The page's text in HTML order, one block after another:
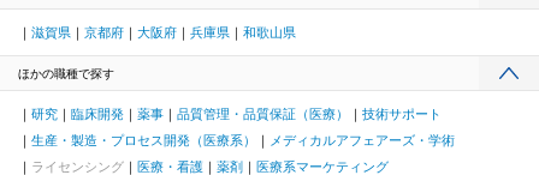
滋賀県 京都府 大阪府 兵庫県 和歌山県
ほかの職種で探す
研究 臨床開発 薬事 品質管理・品質保証（医療）
技術サポート
生産・製造・プロセス開発（医療系）
メディカルアフェアーズ・学術
ライセンシング
医療・看護 薬剤 医療系マーケティング